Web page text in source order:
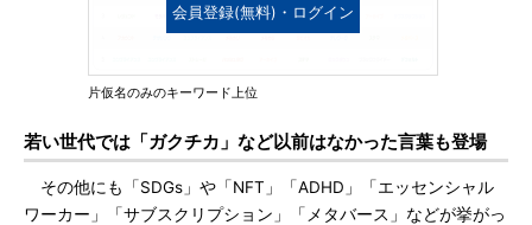
会員登録(無料)・ログイン
片仮名のみのキーワード上位
若い世代では「ガクチカ」など以前はなかった言葉も登場
その他にも「SDGs」や「NFT」「ADHD」「エッセンシャル
ワーカー」「サブスクリプション」「メタバース」などが挙がっ